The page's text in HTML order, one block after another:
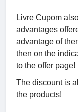
Livre Cupom
advantages
advantage of
then on the
to the offer page!
The discount is
the products!